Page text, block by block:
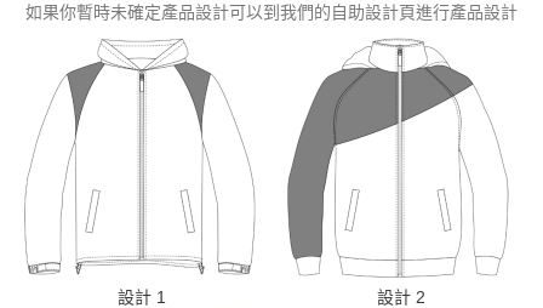
如果你暫時未確定產品設計可以到我們的自助設計頁進行產品設計
設計 1 設計 2